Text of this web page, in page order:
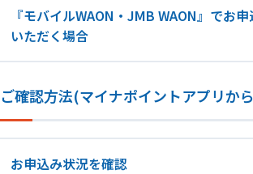
『モバイルWAON・JMB WAON』でお
いただく場合
ご確認方法(マイナポイントアプリか
お申込み状況を確認